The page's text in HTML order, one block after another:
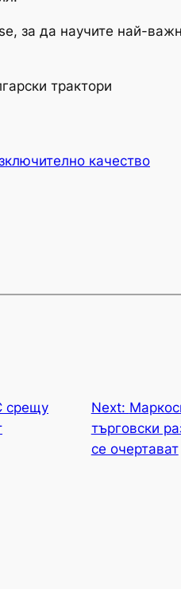
за да научите най-
трактори
качество
срещу
Next:
търговски
се очертават